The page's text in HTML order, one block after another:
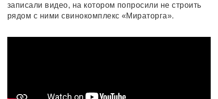
записали видео, на котором попросили не строить
рядом с ними свинокомплекс «Мираторга».